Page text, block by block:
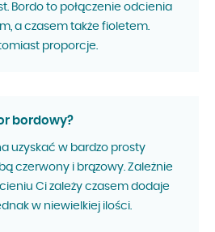
Bordo to połączenie odcienia
a czasem także fioletem.
proporcje.
bordowy?
uzyskać w bardzo prosty
czerwony i brązowy. Zależnie
Ci zależy czasem dodaje
w niewielkiej ilości.